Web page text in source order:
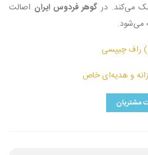
می‌کند. در گوهر فردوس ایران اصالت
می‌شود.
راف چیپسی
و هدیه‌ای خاص
مشتریان